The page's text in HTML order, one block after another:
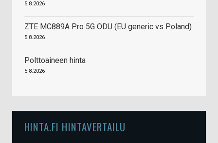
5.8.2026
ZTE MC889A Pro 5G ODU (EU generic vs Poland)
5.8.2026
Polttoaineen hinta
5.8.2026
HINTA.FI HINTAVERTAILU